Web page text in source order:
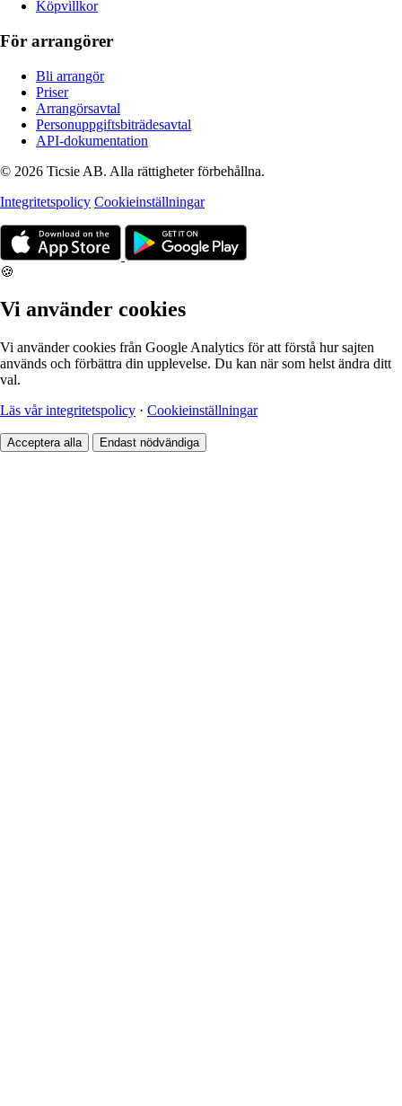
Köpvillkor
För arrangörer
Bli arrangör
Priser
Arrangörsavtal
Personuppgiftsbiträdesavtal
API-dokumentation
© 2026 Ticsie AB. Alla rättigheter förbehållna.
Integritetspolicy Cookieinställningar
🍪
Vi använder cookies
Vi använder cookies från Google Analytics för att förstå hur sajten
används och förbättra din upplevelse. Du kan när som helst ändra ditt
val.
Läs vår integritetspolicy · Cookieinställningar
Acceptera alla Endast nödvändiga